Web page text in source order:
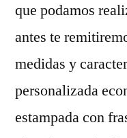
que podamos
antes te
medidas y
personalizada
estampada con